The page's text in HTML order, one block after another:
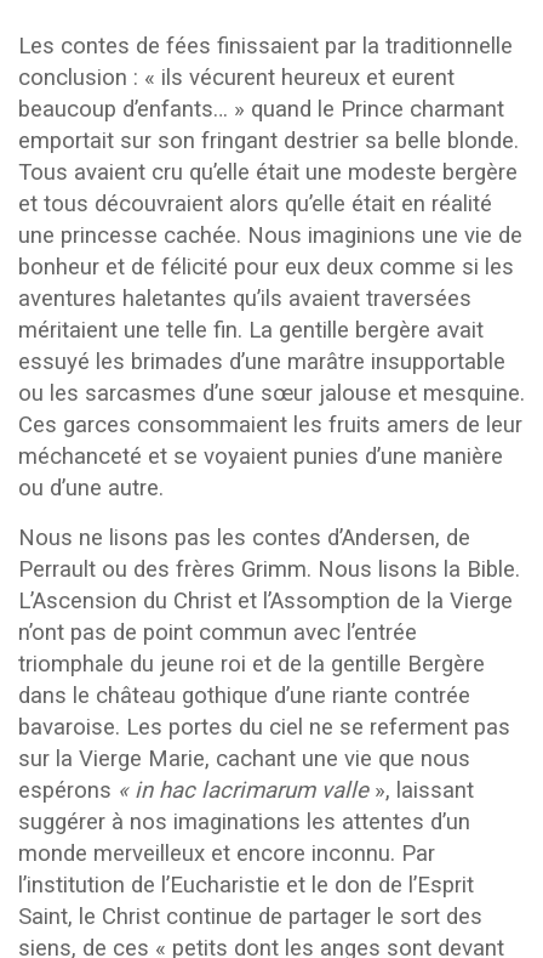
Les contes de fées finissaient par la traditionnelle
conclusion : « ils vécurent heureux et eurent
beaucoup d’enfants… » quand le Prince charmant
emportait sur son fringant destrier sa belle blonde.
Tous avaient cru qu’elle était une modeste bergère
et tous découvraient alors qu’elle était en réalité
une princesse cachée. Nous imaginions une vie de
bonheur et de félicité pour eux deux comme si les
aventures haletantes qu’ils avaient traversées
méritaient une telle fin. La gentille bergère avait
essuyé les brimades d’une marâtre insupportable
ou les sarcasmes d’une sœur jalouse et mesquine.
Ces garces consommaient les fruits amers de leur
méchanceté et se voyaient punies d’une manière
ou d’une autre.
Nous ne lisons pas les contes d’Andersen, de
Perrault ou des frères Grimm. Nous lisons la Bible.
L’Ascension du Christ et l’Assomption de la Vierge
n’ont pas de point commun avec l’entrée
triomphale du jeune roi et de la gentille Bergère
dans le château gothique d’une riante contrée
bavaroise. Les portes du ciel ne se referment pas
sur la Vierge Marie, cachant une vie que nous
espérons « in hac lacrimarum valle», laissant
suggérer à nos imaginations les attentes d’un
monde merveilleux et encore inconnu. Par
l’institution de l’Eucharistie et le don de l’Esprit
Saint, le Christ continue de partager le sort des
siens, de ces « petits dont les anges sont devant